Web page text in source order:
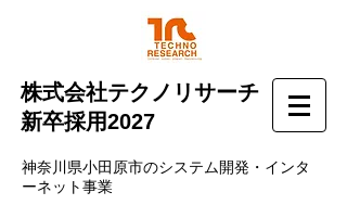
株式会社テクノリサーチ
新卒採用2027
神奈川県小田原市のシステム開発・インタ
ーネット事業